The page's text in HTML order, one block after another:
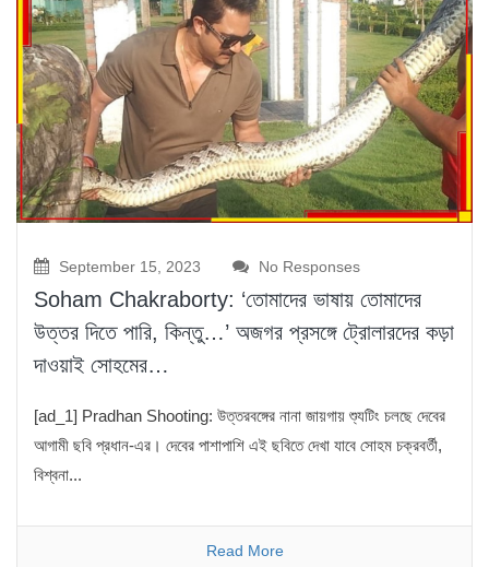
September 15, 2023 No Responses
Soham Chakraborty: ‘তোমাদের ভাষায় তোমাদের
উত্তর দিতে পারি, কিন্তু…’ অজগর প্রসঙ্গে ট্রোলারদের কড়া
দাওয়াই সোহমের…
[ad_1] Pradhan Shooting: উত্তরবঙ্গের নানা জায়গায় শ্যুটিং চলছে দেবের
আগামী ছবি প্রধান-এর। দেবের পাশাপাশি এই ছবিতে দেখা যাবে সোহম চক্রবর্তী,
বিশ্বনা...
Read More